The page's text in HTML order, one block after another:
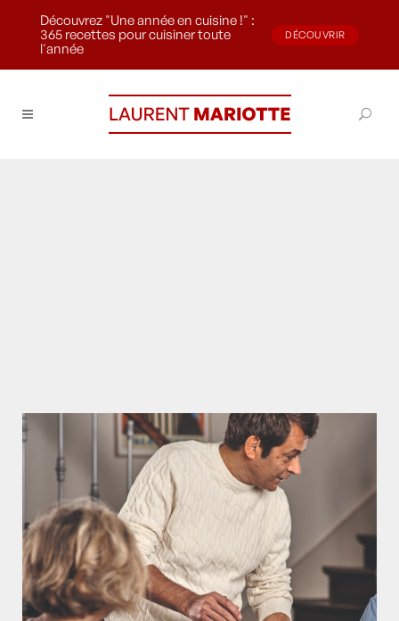
Découvrez "Une année en cuisine !" :
365 recettes pour cuisiner toute
l'année
DÉCOUVRIR